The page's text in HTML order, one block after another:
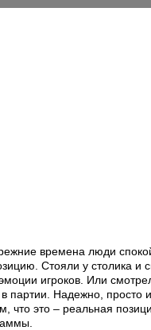
времена люди
Стояли у столика и
игроков. Или
партии. Надежно, просто и
что это – реальная